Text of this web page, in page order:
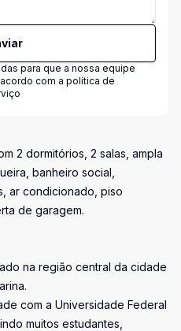
para que a nossa equipe
com a política de
2 dormitórios, 2 salas, ampla
banheiro social,
ar condicionado, piso
de garagem.
na região central da cidade
com a Universidade Federal
muitos estudantes,